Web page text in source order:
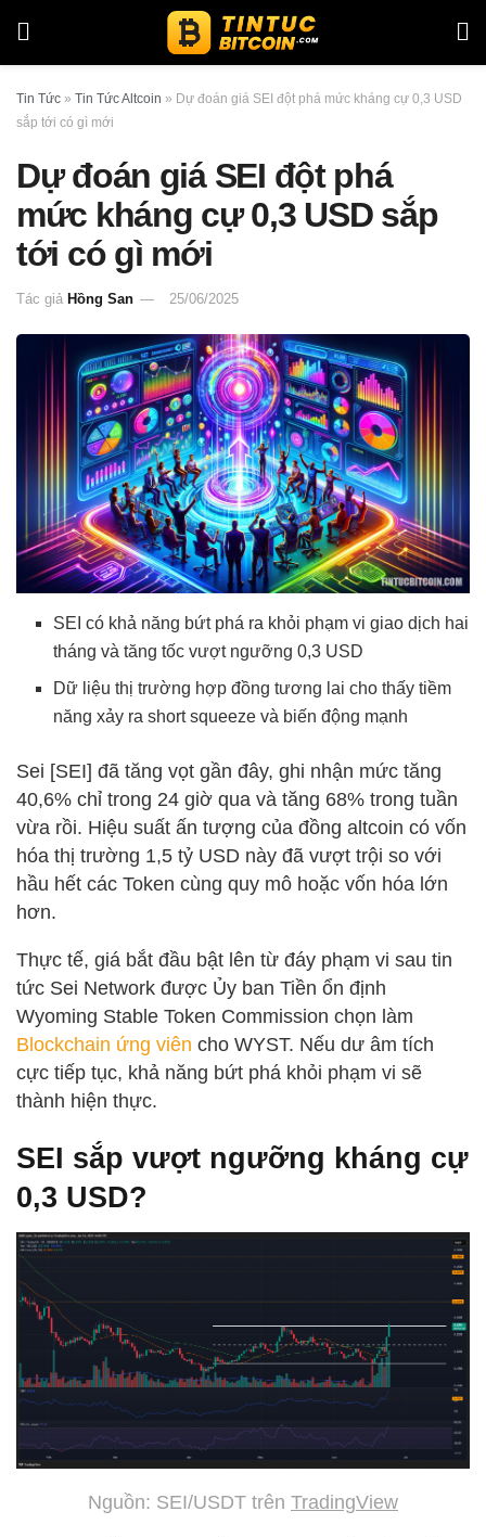
Tin Tức » Tin Tức Altcoin » Dự đoán giá SEI đột phá mức kháng cự 0,3 USD
sắp tới có gì mới
Dự đoán giá SEI đột phá
mức kháng cự 0,3 USD sắp
tới có gì mới
Tác giả Hồng San 25/06/2025
SEI có khả năng bứt phá ra khỏi phạm vi giao dịch hai
tháng và tăng tốc vượt ngưỡng 0,3 USD
Dữ liệu thị trường hợp đồng tương lai cho thấy tiềm
năng xảy ra short squeeze và biến động mạnh
Sei [SEI] đã tăng vọt gần đây, ghi nhận mức tăng
40,6% chỉ trong 24 giờ qua và tăng 68% trong tuần
vừa rồi. Hiệu suất ấn tượng của đồng altcoin có vốn
hóa thị trường 1,5 tỷ USD này đã vượt trội so với
hầu hết các Token cùng quy mô hoặc vốn hóa lớn
hơn.
Thực tế, giá bắt đầu bật lên từ đáy phạm vi sau tin
tức Sei Network được Ủy ban Tiền ổn định
Wyoming Stable Token Commission chọn làm
Blockchain ứng viên cho WYST. Nếu dư âm tích
cực tiếp tục, khả năng bứt phá khỏi phạm vi sẽ
thành hiện thực.
SEI sắp vượt ngưỡng kháng cự
0,3 USD?
Nguồn: SEI/USDT trên TradingView